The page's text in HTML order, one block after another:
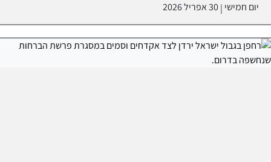
יום חמישי |30 אפריל 2026